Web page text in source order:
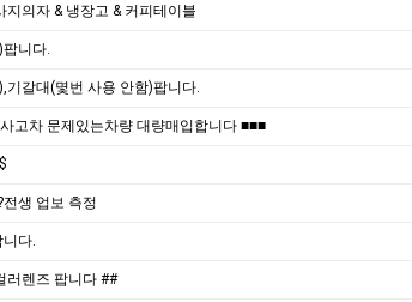
지의자 & 냉장고 & 커피테이블
니다.
기갈대(몇번 사용 안함)팝니다.
고차 문제있는차량 대량매입합니다 ■■■
생 업보 측정
다.
러렌즈 팝니다 ##